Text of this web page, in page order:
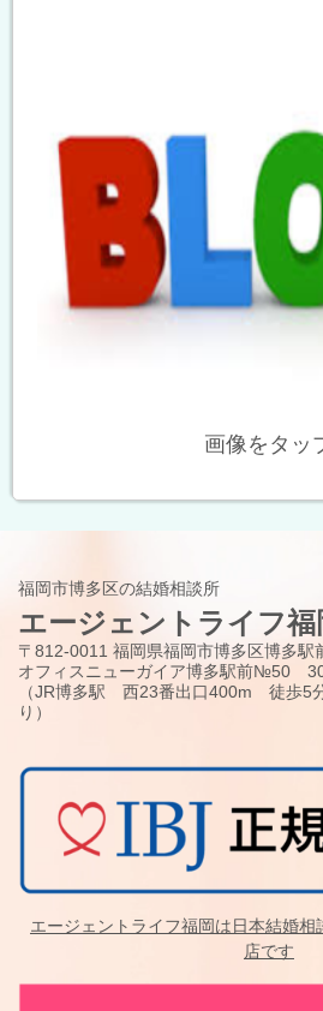
画像をタッ
福岡市博多区の結婚相談所
エージェントライフ福
〒812-0011 福岡県福岡市博多区博多駅
オフィスニューガイア博多駅前№50
（JR博多駅 西23番出口400m 徒歩5
り）
エージェントライフ福岡は日本結婚相
店です